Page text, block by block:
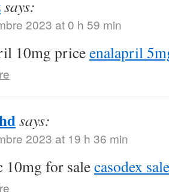
says:
2023 at 0 h 59 min
10mg priceenalapril
says:
2023 at 19 h 36 min
10mg for salecasodex sale